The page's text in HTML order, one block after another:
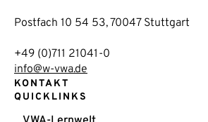
Postfach 10 54 53, 70047 Stuttgart
+49 (0)711 21041-0
info@w-vwa.de
KONTAKT
QUICKLINKS